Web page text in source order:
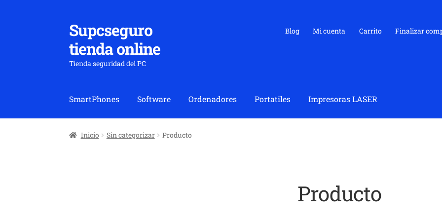
Ir
a
la
navegación
Ir
al
contenido
Supcseguro
tienda online
Tienda seguridad del PC
Blog Mi cuenta Carrito Finalizar
SmartPhones Software Ordenadores Portatiles Impresoras LASER
Inicio Sin categorizar Producto
Producto